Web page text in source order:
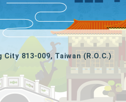
813-009, Taiwan (R.O.C.)